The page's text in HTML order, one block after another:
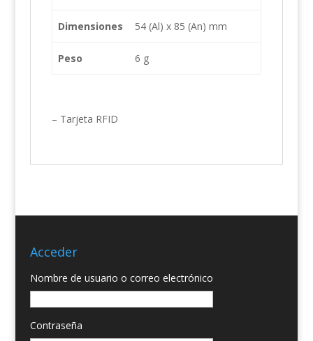
Dimensiones 54 (Al) x 85 (An) mm
Peso 6 g
– Tarjeta RFID
Acceder
Nombre de usuario o correo electrónico
Contraseña